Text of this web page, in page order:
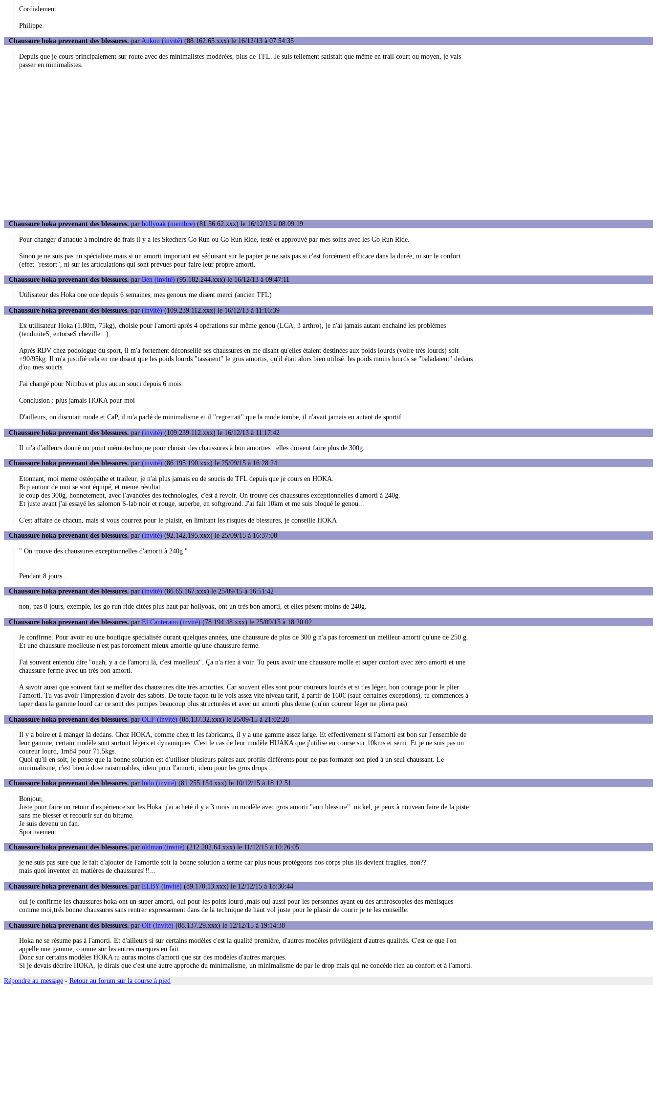
Cordialement
Philippe
Chaussure hoka prevenant des blessures. par Ankou (invité) (88.162.65.xxx) le 16/12/13 à 07:54:35
Depuis que je cours principalement sur route avec des minimalistes modérées, plus de TFL. Je suis tellement satisfait que même en trail court ou moyen, je vais
passer en minimalistes.
Chaussure hoka prevenant des blessures. par hollyoak (membre) (81.56.62.xxx) le 16/12/13 à 08:09:19
Pour changer d'attaque à moindre de frais il y a les Skechers Go Run ou Go Run Ride, testé et approuvé par mes soins avec les Go Run Ride.
Sinon je ne suis pas un spécialiste mais si un amorti important est séduisant sur le papier je ne sais pas si c'est forcément efficace dans la durée, ni sur le confort
(effet "ressort", ni sur les articulations qui sont prévues pour faire leur propre amorti.
Chaussure hoka prevenant des blessures. par Ben (invité) (95.182.244.xxx) le 16/12/13 à 09:47:11
Utilisateur des Hoka one one depuis 6 semaines, mes genoux me disent merci (ancien TFL)
Chaussure hoka prevenant des blessures. par (invité) (109.239.112.xxx) le 16/12/13 à 11:16:39
Ex utilisateur Hoka (1.80m, 75kg), choisie pour l'amorti après 4 opérations sur même genou (LCA, 3 arthro), je n'ai jamais autant enchainé les problèmes
(tendiniteS, entorseS cheville...).
Après RDV chez podologue du sport, il m'a fortement déconseillé ses chaussures en me disant qu'elles étaient destinées aux poids lourds (voire très lourds) soit
+90/95kg. Il m'a justifié cela en me disant que les poids lourds "tassaient" le gros amortis, qu'il était alors bien utilisé. les poids moins lourds se "baladaient" dedans
d'ou mes soucis.
J'ai changé pour Nimbus et plus aucun souci depuis 6 mois.
Conclusion : plus jamais HOKA pour moi
D'ailleurs, on discutait mode et CaP, il m'a parlé de minimalisme et il "regrettait" que la mode tombe, il n'avait jamais eu autant de sportif.
Chaussure hoka prevenant des blessures. par (invité) (109.239.112.xxx) le 16/12/13 à 11:17:42
Il m'a d'ailleurs donné un point mémotechnique pour choisir des chaussures à bon amorties : elles doivent faire plus de 300g...
Chaussure hoka prevenant des blessures. par (invité) (86.195.190.xxx) le 25/09/15 à 16:28:24
Etonnant, moi meme ostéopathe et traileur, je n'ai plus jamais eu de soucis de TFL depuis que je cours en HOKA.
Bcp autour de moi se sont équipé, et meme résultat.
le coup des 300g, honnetement, avec l'avancées des technologies, c'est à revoir. On trouve des chaussures exceptionnelles d'amorti à 240g.
Et juste avant j'ai essayé les salomon S-lab noir et rouge, superbe, en softground. J'ai fait 10km et me suis bloqué le genou...
C'est affaire de chacun, mais si vous courrez pour le plaisir, en limitant les risques de blessures, je conseille HOKA
Chaussure hoka prevenant des blessures. par (invité) (92.142.195.xxx) le 25/09/15 à 16:37:08
" On trouve des chaussures exceptionnelles d'amorti à 240g "
Pendant 8 jours ...
Chaussure hoka prevenant des blessures. par (invité) (86.65.167.xxx) le 25/09/15 à 16:51:42
non, pas 8 jours, exemple, les go run ride citées plus haut par hollyoak, ont un très bon amorti, et elles pèsent moins de 240g.
Chaussure hoka prevenant des blessures. par El Canterano (invité) (78.194.48.xxx) le 25/09/15 à 18:20:02
Je confirme. Pour avoir eu une boutique spécialisée durant quelques années, une chaussure de plus de 300 g n'a pas forcement un meilleur amorti qu'une de 250 g.
Et une chaussure moelleuse n'est pas forcement mieux amortie qu'une chaussure ferme.
J'ai souvent entendu dire "ouah, y a de l'amorti là, c'est moelleux". Ça n'a rien à voir. Tu peux avoir une chaussure molle et super confort avec zéro amorti et une
chaussure ferme avec un très bon amorti.
A savoir aussi que souvent faut se méfier des chaussures dite très amorties. Car souvent elles sont pour coureurs lourds et si t'es léger, bon courage pour le plier
l'amorti. Tu vas avoir l'impression d'avoir des sabots. De toute façon tu le vois assez vite niveau tarif, à partir de 160€ (sauf certaines exceptions), tu commences à
taper dans la gamme lourd car ce sont des pompes beaucoup plus structurées et avec un amorti plus dense (qu'un coureur léger ne pliera pas).
Chaussure hoka prevenant des blessures. par OLF (invité) (88.137.32.xxx) le 25/09/15 à 21:02:28
Il y a boire et à manger là dedans. Chez HOKA, comme chez tt les fabricants, il y a une gamme assez large. Et effectivement si l'amorti est bon sur l'ensemble de
leur gamme, certain modèle sont surtout légers et dynamiques. C'est le cas de leur modèle HUAKA que j'utilise en course sur 10kms et semi. Et je ne suis pas un
coureur lourd, 1m84 pour 71.5kgs.
Quoi qu'il en soit, je pense que la bonne solution est d'utiliser plusieurs paires aux profils différents pour ne pas formater son pied à un seul chaussant. Le
minimalisme, c'est bien à dose raisonnables, idem pour l'amorti, idem pour les gros drops ...
Chaussure hoka prevenant des blessures. par ludo (invité) (81.255.154.xxx) le 10/12/15 à 18:12:51
Bonjour,
Juste pour faire un retour d'expérience sur les Hoka: j'ai acheté il y a 3 mois un modèle avec gros amorti "anti blessure": nickel, je peux à nouveau faire de la piste
sans me blesser et recourir sur du bitume.
Je suis devenu un fan.
Sportivement
Chaussure hoka prevenant des blessures. par oldman (invité) (212.202.64.xxx) le 11/12/15 à 10:26:05
je ne suis pas sure que le fait d'ajouter de l'amortie soit la bonne solution a terme car plus nous protégeons nos corps plus ils devient fragiles, non??
mais quoi inventer en matières de chaussures!!!...
Chaussure hoka prevenant des blessures. par ELBY (invité) (89.170.13.xxx) le 12/12/15 à 18:30:44
oui je confirme les chaussures hoka ont un super amorti, oui pour les poids lourd ,mais oui aussi pour les personnes ayant eu des arthroscopies des ménisques
comme moi,trés bonne chaussures sans rentrer expressement dans de la technique de haut vol juste pour le plaisir de courir je te les conseille.
Chaussure hoka prevenant des blessures. par Olf (invité) (88.137.29.xxx) le 12/12/15 à 19:14:38
Hoka ne se résume pas à l'amorti. Et d'ailleurs si sur certains modèles c'est la qualité première, d'autres modèles privilégient d'autres qualités. C'est ce que l'on
appelle une gamme, comme sur les autres marques en fait.
Donc sur certains modèles HOKA tu auras moins d'amorti que sur des modèles d'autres marques.
Si je devais décrire HOKA, je dirais que c'est une autre approche du minimalisme, un minimalisme de par le drop mais qui ne concède rien au confort et à l'amorti.
Répondre au message - Retour au forum sur la course à pied